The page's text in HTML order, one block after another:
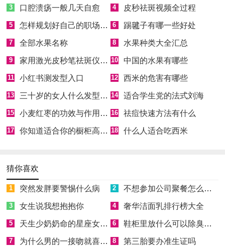
3 口腔溃疡一般几天自愈 4 皮秒祛斑视频全过程
5 怎样规划好自己的职场生活 6 踢毽子有哪一些好处
7 全部水果名称 8 水果种类大全汇总
9 家用激光皮秒笔祛斑仪靠谱吗 10 中国的水果有哪些
11 小红书测发型入口 12 西米的危害有哪些
13 三十岁的女人什么发型最适合 14 适合学生党的法式刘海
15 小麦红枣的功效与作用有哪些 16 祛痘快速方法有什么
17 你知道适合你的橱柜高度吗 18 什么人适合吃西米
猜你喜欢
1 突然发胖要警惕什么病 2 不想参加公司聚餐怎么拒绝
3 女生说我想抱抱你 4 奢华洁面乳排行榜大全
5 天生少奶奶命的星座女有哪些 6 鞋柜里放什么可以除臭消菌
7 为什么男的一接吻就喜欢伸舌头 8 第三胎要办准生证吗